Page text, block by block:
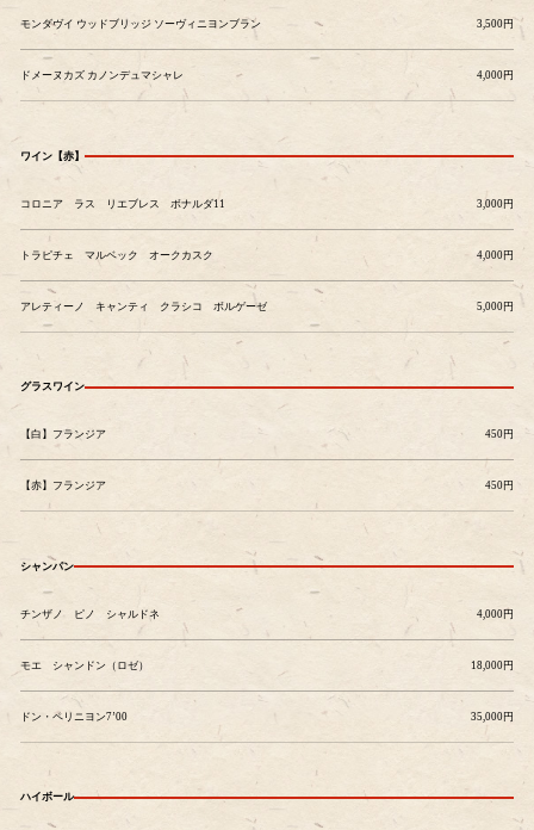
モンダヴイ ウッドブリッジ ソーヴィニヨンブラン 3,500円
ドメーヌカズ カノンデュマシャレ 4,000円
ワイン【赤】
コロニア ラス リエブレス ボナルダ11 3,000円
トラピチェ マルベック オークカスク 4,000円
アレティーノ キャンティ クラシコ ボルゲーゼ 5,000円
グラスワイン
【白】フランジア 450円
【赤】フランジア 450円
シャンパン
チンザノ ピノ シャルドネ 4,000円
モエ シャンドン（ロゼ） 18,000円
ドン・ペリニヨン7’00 35,000円
ハイボール